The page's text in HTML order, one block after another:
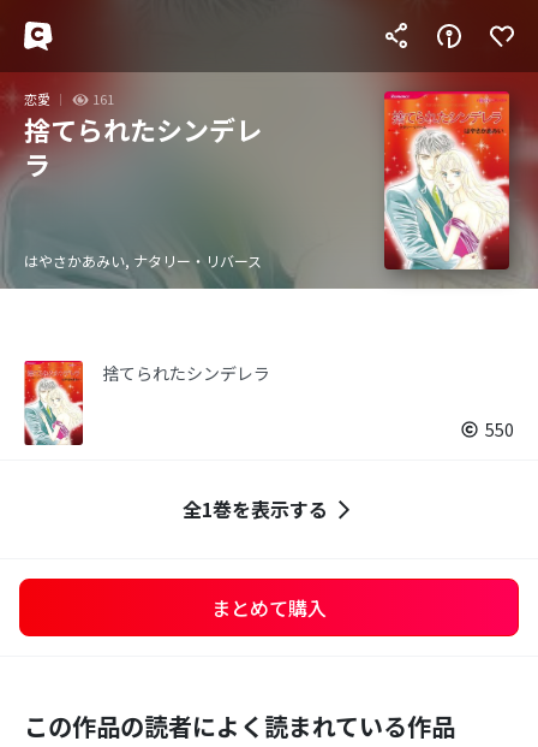
恋愛 161
捨てられたシンデレ
ラ
はやさかあみい, ナタリー・リバース
捨てられたシンデレラ
550
全1巻を表示する
まとめて購入
この作品の読者によく読まれている作品